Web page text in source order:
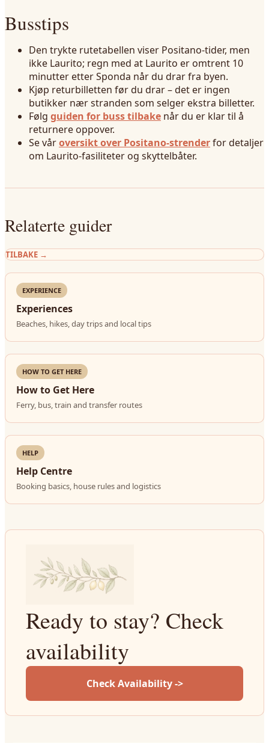
Busstips
Den trykte rutetabellen viser Positano-tider, men
ikke Laurito; regn med at Laurito er omtrent 10
minutter etter Sponda når du drar fra byen.
Kjøp returbilletten før du drar – det er ingen
butikker nær stranden som selger ekstra billetter.
Følg guiden for buss tilbake når du er klar til å
returnere oppover.
Se våroversikt over Positano-strenderfor detaljer
om Laurito-fasiliteter og skyttelbåter.
Relaterte guider
TILBAKE →
EXPERIENCE
Experiences
Beaches, hikes, day trips and local tips
HOW TO GET HERE
How to Get Here
Ferry, bus, train and transfer routes
HELP
Help Centre
Booking basics, house rules and logistics
Ready to stay? Check
availability
Check Availability ->